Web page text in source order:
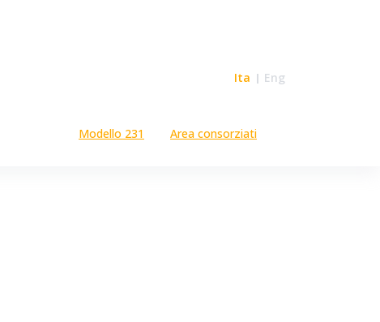
Ita Eng
Modello 231 Area consorziati